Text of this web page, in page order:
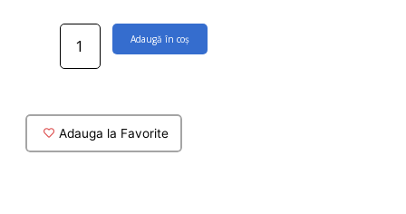
Cantitate
Adaugă în coș
Adauga la Favorite